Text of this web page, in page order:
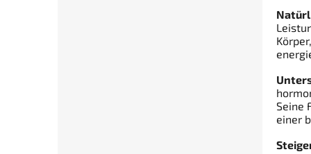
Seine
einer